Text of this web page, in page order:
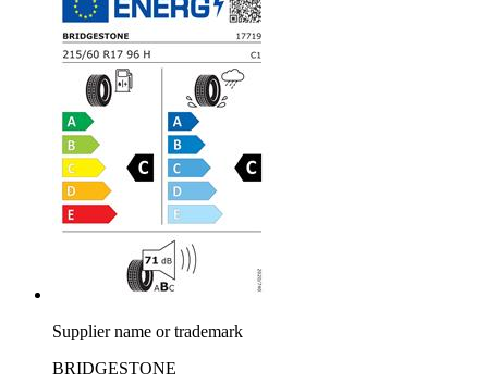
Supplier name or trademark
BRIDGESTONE